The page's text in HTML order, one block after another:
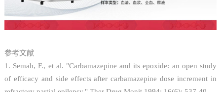
参考文献
1. Semah, F., et al. "Carbamazepine and its epoxide: an open study
of efficacy and side effects after carbamazepine dose increment in